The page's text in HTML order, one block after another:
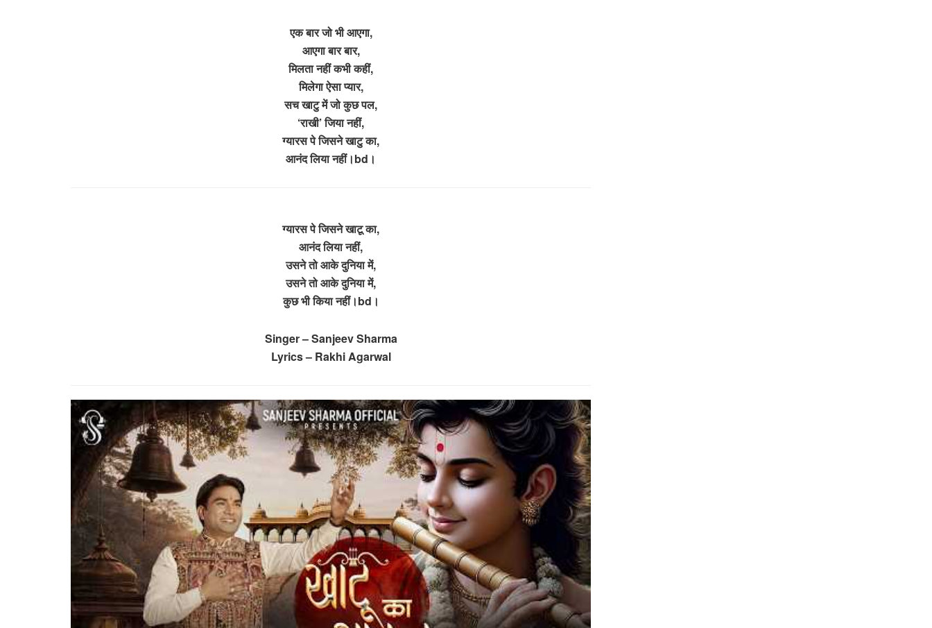
एक बार जो भी आएगा,
आएगा बार बार,
मिलता नहीं कभी कहीं,
मिलेगा ऐसा प्यार,
सच खाटु में जो कुछ पल,
‘राखी’ जिया नहीं,
ग्यारस पे जिसने खाटु का,
आनंद लिया नहीं।bd।
ग्यारस पे जिसने खाटू का,
आनंद लिया नहीं,
उसने तो आके दुनिया में,
उसने तो आके दुनिया में,
कुछ भी किया नहीं।bd।
Singer – Sanjeev Sharma
Lyrics – Rakhi Agarwal